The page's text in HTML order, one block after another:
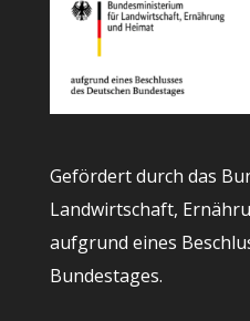
Gefördert durch das
Landwirtschaft,
aufgrund eines
Bundestages.